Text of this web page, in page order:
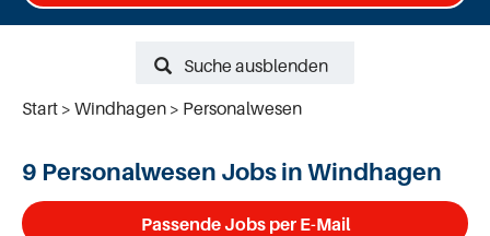
Suche ausblenden
Start
Windhagen Personalwesen
9 Personalwesen Jobs in Windhagen
Passende Jobs per E-Mail